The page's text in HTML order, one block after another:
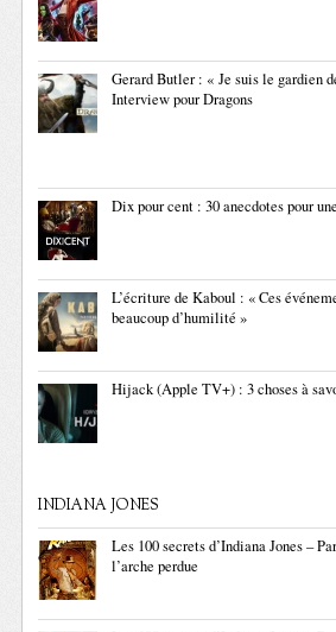
Gerard Butler : « Je suis le gardien
Interview pour Dragons
Dix pour cent : 30 anecdotes pour
L’écriture de Kaboul : « Ces
beaucoup d’humilité »
Hijack (Apple TV+) : 3 choses à
INDIANA JONES
Les 100 secrets d’Indiana Jones –
l’arche perdue